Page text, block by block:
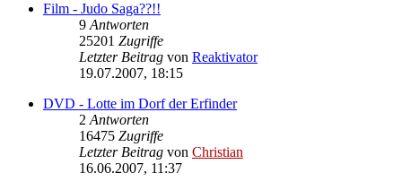
Film - Judo Saga??!!
9 Antworten
25201 Zugriffe
Letzter Beitrag von Reaktivator
19.07.2007, 18:15
DVD - Lotte im Dorf der Erfinder
2 Antworten
16475 Zugriffe
Letzter Beitrag von Christian
16.06.2007, 11:37